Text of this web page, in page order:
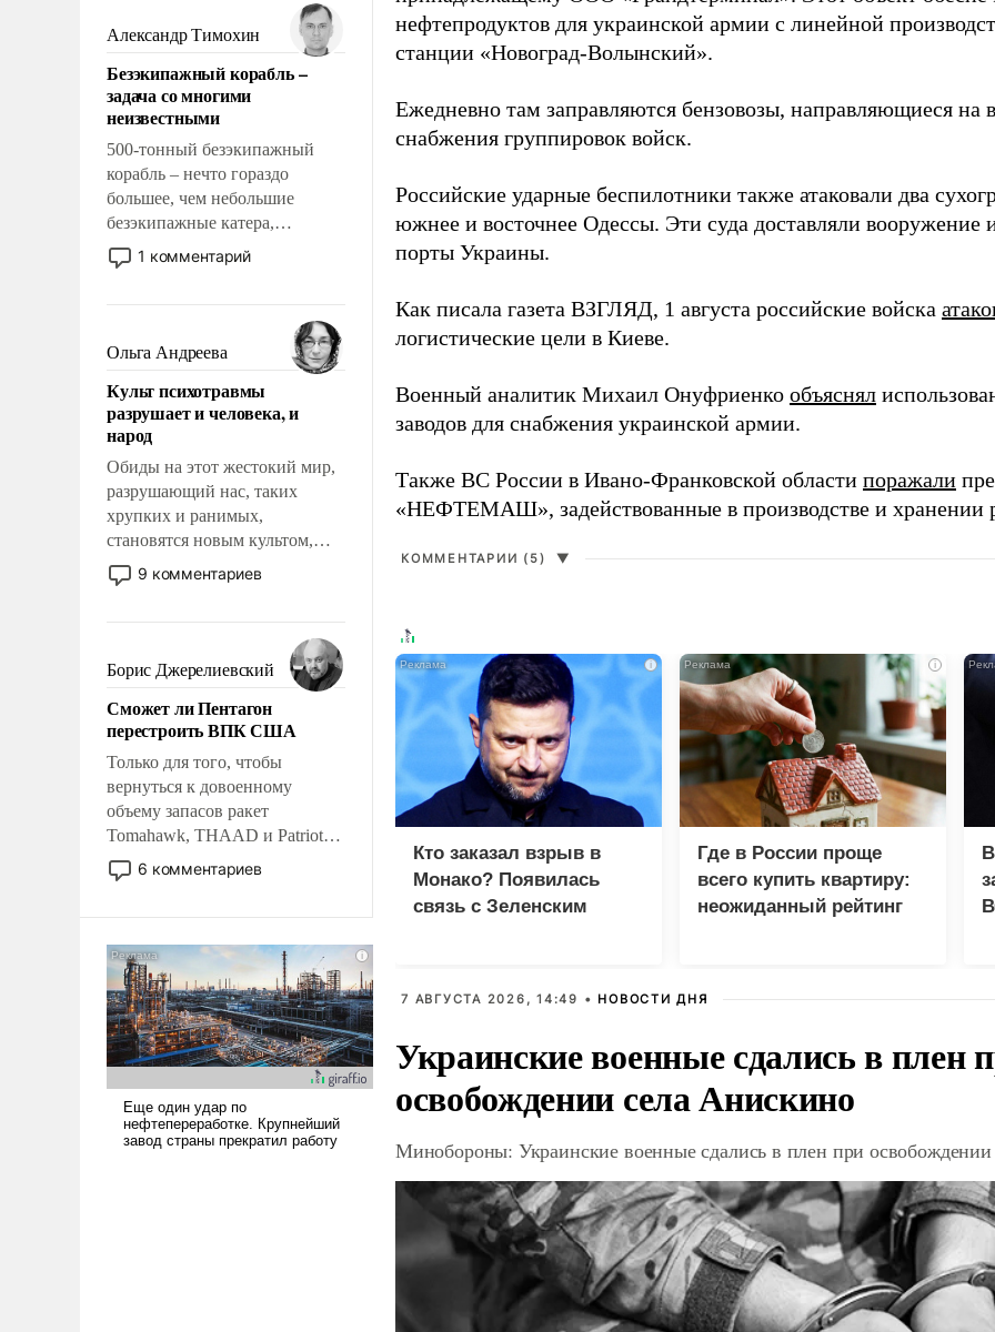
Александр Тимохин
Безэкипажный корабль –
задача со многими
неизвестными
500-тонный безэкипажный
корабль – нечто гораздо
большее, чем небольшие
безэкипажные катера,
применение которых уже
стало обыденностью. Задача по
сложна и амбициозна. Однако
и ее реализация радикально
поднимет наши боевые
возможности.
1 комментарий
Ольга Андреева
Культ психотравмы
разрушает и человека, и
народ
Обиды на этот жестокий мир,
разрушающий нас, таких
хрупких и ранимых,
становятся новым культом,
постепенно вытесняя и
отменяя традиционное
мужественным и твердым под
ударами судьбы, брать на себя
ответственность, помогать
слабым, идти вперед и
адаптироваться.
9 комментариев
Борис Джерелиевский
Сможет ли Пентагон
перестроить ВПК США
Только для того, чтобы
вернуться к довоенному
объему запасов ракет
Tomahawk, THAAD и Patriot
США потребуется более трех
лет. Даже небольшая война с
Сложившаяся ситуация
означает многолетний период
уязвимости США, например,
перед Китаем.
6 комментариев
нефтепродуктов для украинской армии с линейной
станции «Новоград-Волынский».
Ежедневно там заправляются бензовозы, направляющиеся на
снабжения группировок войск.
Российские ударные беспилотники также атаковали два
южнее и восточнее Одессы. Эти суда доставляли вооружение
порты Украины.
Как писала газета ВЗГЛЯД, 1 августа российские войска
логистические цели в Киеве.
Военный аналитик Михаил Онуфриенко объяснял
заводов для снабжения украинской армии.
Также ВС России в Ивано-Франковской области поражали
«НЕФТЕМАШ», задействованные в производстве и хранении
КОММЕНТАРИИ (5) ▼
i
Кто заказал взрыв в
Монако? Появилась
связь с Зеленским
i
Где в России проще
всего купить квартиру:
неожиданный рейтинг
7 АВГУСТА 2026, 14:49 • НОВОСТИ ДНЯ
Украинские военные сдались в плен
освобождении села Анискино
Минобороны: Украинские военные сдались в плен при